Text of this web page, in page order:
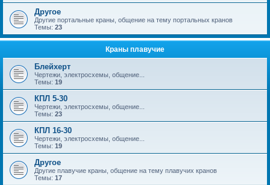
Другое
Другие портальные краны, общение на тему портальных кранов
Темы: 23
Краны плавучие
Блейхерт
Чертежи, электросхемы, общение...
Темы: 19
КПЛ 5-30
Чертежи, электросхемы, общение...
Темы: 23
КПЛ 16-30
Чертежи, электросхемы, общение...
Темы: 19
Другое
Другие плавучие краны, общение на тему плавучих кранов
Темы: 17